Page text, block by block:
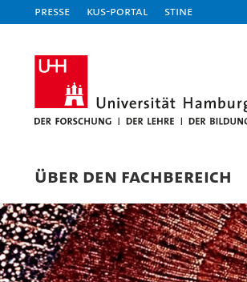
Presse KUS-Portal STiNE
ÜBER DEN FACHBEREICH